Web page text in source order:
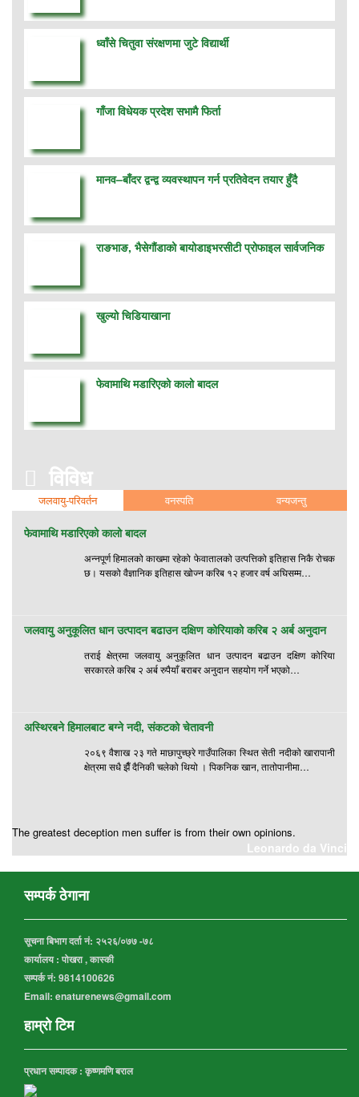
ध्वाँसे चितुवा संरक्षणमा जुटे विद्यार्थी
गाँजा विधेयक प्रदेश सभामै फिर्ता
मानव–बाँदर द्वन्द्व व्यवस्थापन गर्न प्रतिवेदन तयार हुँदै
राङभाङ, भैसेगौंडाको बायोडाइभरसीटी प्रोफाइल सार्वजनिक
खुल्यो चिडियाखाना
फेवामाथि मडारिएको कालो बादल
विविध
जलवायु-परिवर्तन वनस्पति वन्यजन्तु
फेवामाथि मडारिएको कालो बादल
अन्नपूर्ण हिमालको काखमा रहेको फेवातालको उत्पत्तिको इतिहास निकै रोचक
छ। यसको वैज्ञानिक इतिहास खोज्न करिब १२ हजार वर्ष अघिसम्म…
जलवायु अनुकूलित धान उत्पादन बढाउन दक्षिण कोरियाको करिब २ अर्ब अनुदान
तराई क्षेत्रमा जलवायु अनुकूलित धान उत्पादन बढाउन दक्षिण कोरिया
सरकारले करिब २ अर्ब रुपैयाँ बराबर अनुदान सहयोग गर्ने भएको…
अस्थिरबने हिमालबाट बग्ने नदी, संकटको चेतावनी
२०६९ वैशाख २३ गते माछापुच्छ्रे गाउँपालिका स्थित सेती नदीको खारापानी
क्षेत्रमा सधै झैँ दैनिकी चलेको थियो । पिकनिक खान, तातोपानीमा…
The greatest deception men suffer is from their own opinions.
Leonardo da Vinci
सम्पर्क ठेगाना
सूचना बिभाग दर्ता नं: २५२६/०७७ -७८
कार्यालय : पोखरा , कास्की
सम्पर्क नं: 9814100626
Email: enaturenews@gmail.com
हाम्रो टिम
प्रधान सम्पादक : कृष्णमणि बराल